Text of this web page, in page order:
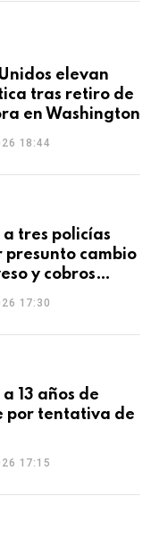
elevan
tras retiro de
en Washington
18:44
tres policías
presunto cambio
y cobros
17:30
13 años de
por tentativa de
17:15